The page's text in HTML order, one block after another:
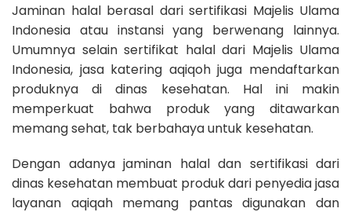
Jaminan halal berasal dari sertifikasi Majelis Ulama
Indonesia atau instansi yang berwenang lainnya.
Umumnya selain sertifikat halal dari Majelis Ulama
Indonesia, jasa katering aqiqoh juga mendaftarkan
produknya di dinas kesehatan. Hal ini makin
memperkuat bahwa produk yang ditawarkan
memang sehat, tak berbahaya untuk kesehatan.
Dengan adanya jaminan halal dan sertifikasi dari
dinas kesehatan membuat produk dari penyedia jasa
layanan aqiqah memang pantas digunakan dan